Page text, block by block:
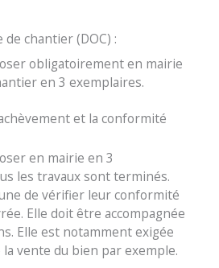
chantier (DOC) :
obligatoirement en mairie
en 3 exemplaires.
et la conformité
en mairie en 3
les travaux sont terminés.
de vérifier leur conformité
Elle doit être accompagnée
Elle est notamment exigée
vente du bien par exemple.